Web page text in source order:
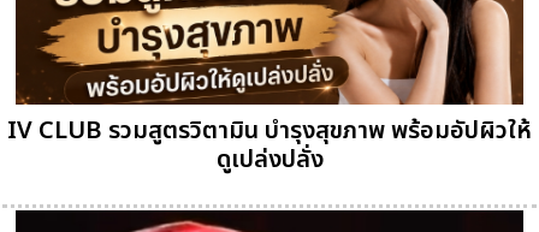
IV CLUB รวมสูตรวิตามิน บำรุงสุขภาพ พร้อมอัปผิวให้
ดูเปล่งปลั่ง